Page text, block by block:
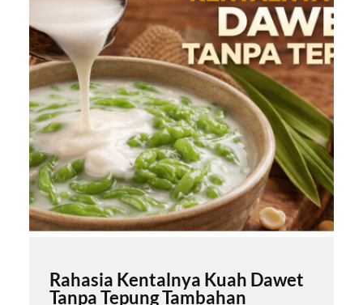
Rahasia Kentalnya Kuah Dawet
Tanpa Tepung Tambahan